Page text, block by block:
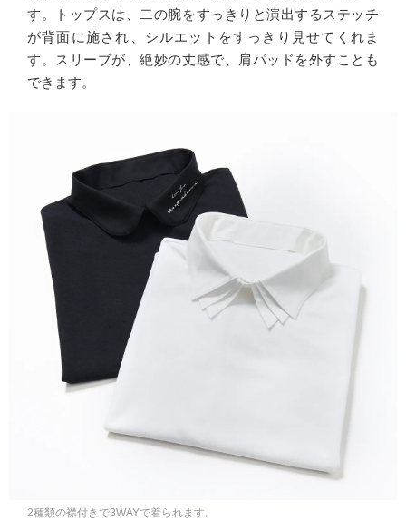
す。トップスは、二の腕をすっきりと演出するステッチ
が背面に施され、シルエットをすっきり見せてくれま
す。スリーブが、絶妙の丈感で、肩パッドを外すことも
できます。
2種類の襟付きで3WAYで着られます。